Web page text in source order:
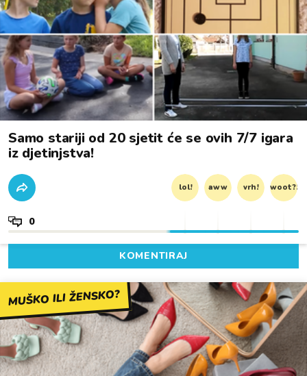
Samo stariji od 20 sjetit će se ovih 7/7 igara
iz djetinjstva!
lol! aww vrh! woot?!
0
KOMENTIRAJ
MUŠKO ILI ŽENSKO?